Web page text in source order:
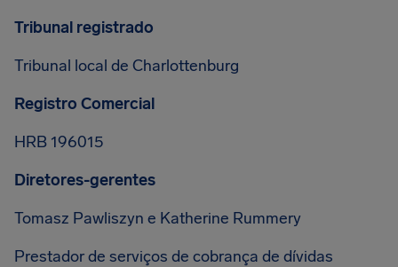
Tribunal registrado
Tribunal local de Charlottenburg
Registro Comercial
HRB 196015
Diretores-gerentes
Tomasz Pawliszyn e Katherine Rummery
Prestador de serviços de cobrança de dívidas